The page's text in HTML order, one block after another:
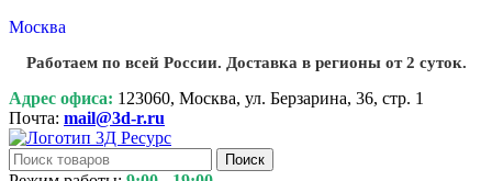
Москва
Работаем по всей России. Доставка в регионы от 2 суток.
Адрес офиса: 123060, Москва, ул. Берзарина, 36, стр. 1
Почта: mail@3d-r.ru
Поиск